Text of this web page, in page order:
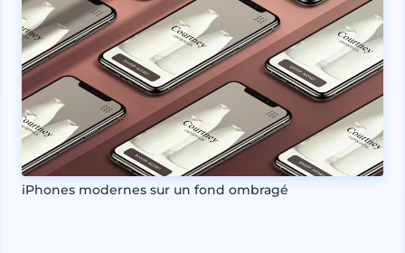
iPhones modernes sur un fond ombragé